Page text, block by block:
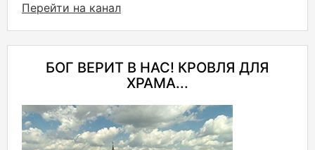
Перейти на канал
БОГ ВЕРИТ В НАС! КРОВЛЯ ДЛЯ
ХРАМА...